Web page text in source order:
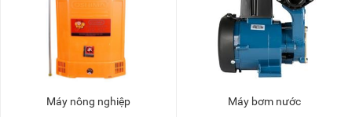
Máy nông nghiệp Máy bơm nước